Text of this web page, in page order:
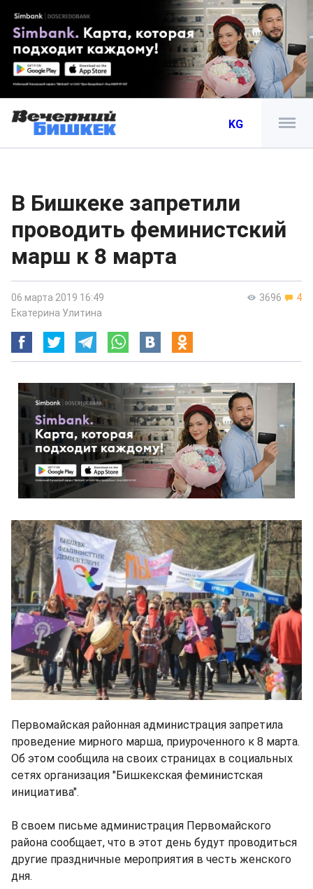
KG
В Бишкеке запретили
проводить феминистский
марш к 8 марта
3696 4
06 марта 2019 16:49
Екатерина Улитина
Первомайская районная администрация запретила
проведение мирного марша, приуроченного к 8 марта.
Об этом сообщила на своих страницах в социальных
сетях организация "Бишкекская феминистская
инициатива".
В своем письме администрация Первомайского
района сообщает, что в этот день будут проводиться
другие праздничные мероприятия в честь женского
дня.